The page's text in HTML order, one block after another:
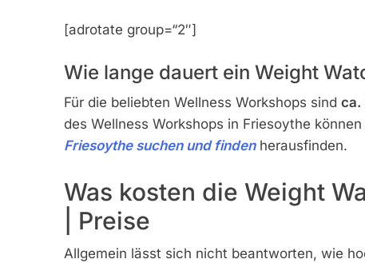
[adrotate group=“2″]
Wie lange dauert ein Weight
Für die beliebten Wellness Workshops sind ca.
des Wellness Workshops in Friesoythe
Friesoythe suchen und findenherausfinden.
Was kosten die Weight
| Preise
Allgemein lässt sich nicht beantworten, wie